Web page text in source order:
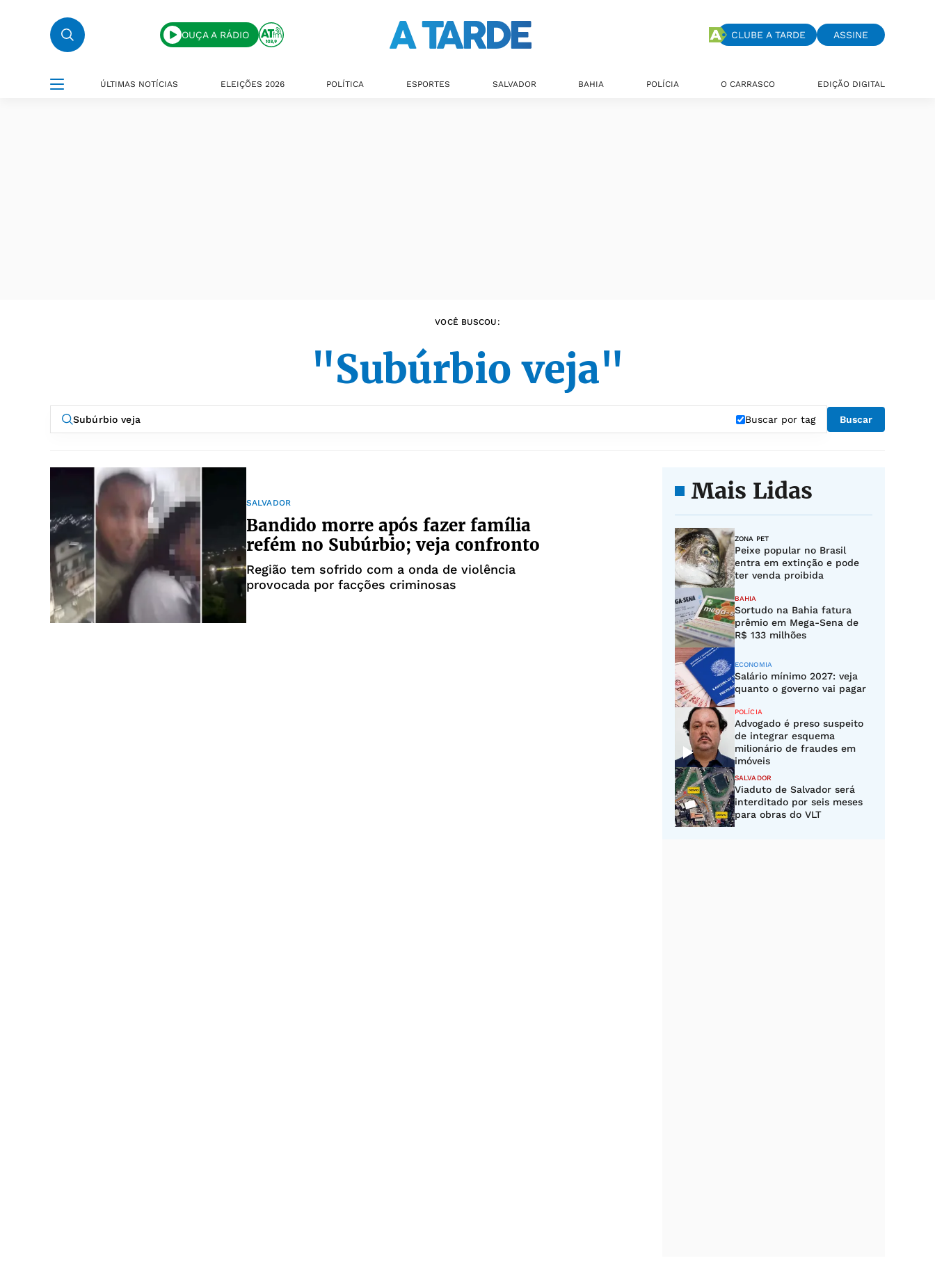
OUÇA A RÁDIO CLUBE A TARDE ASSINE
ÚLTIMAS NOTÍCIAS ELEIÇÕES 2026 POLÍTICA ESPORTES SALVADOR BAHIA POLÍCIA O CARRASCO EDIÇÃO DIGITAL
VOCÊ BUSCOU:
"Subúrbio veja"
Buscar por tag Buscar
SALVADOR
Bandido morre após fazer família
refém no Subúrbio; veja confronto
Região tem sofrido com a onda de violência
provocada por facções criminosas
Mais Lidas
ZONA PET
Peixe popular no Brasil
entra em extinção e pode
ter venda proibida
BAHIA
Sortudo na Bahia fatura
prêmio em Mega-Sena de
R$ 133 milhões
ECONOMIA
Salário mínimo 2027: veja
quanto o governo vai pagar
POLÍCIA
Advogado é preso suspeito
de integrar esquema
milionário de fraudes em
imóveis
SALVADOR
Viaduto de Salvador será
interditado por seis meses
para obras do VLT